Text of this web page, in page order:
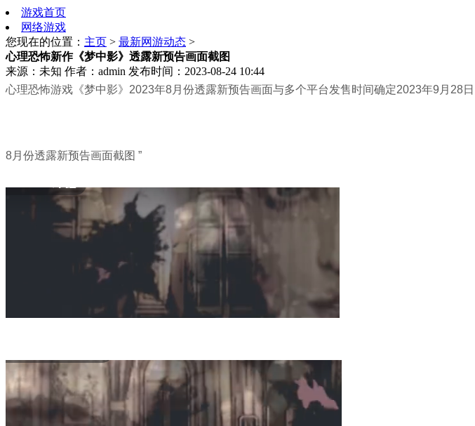
游戏首页
网络游戏
您现在的位置： 主页 > 最新网游动态 >
心理恐怖新作《梦中影》透露新预告画面截图
来源：未知 作者：admin 发布时间：2023-08-24 10:44
心理恐怖游戏《梦中影》2023年8月份透露新预告画面与多个平台发售时间确定2023年9月28日
8月份透露新预告画面截图 ”